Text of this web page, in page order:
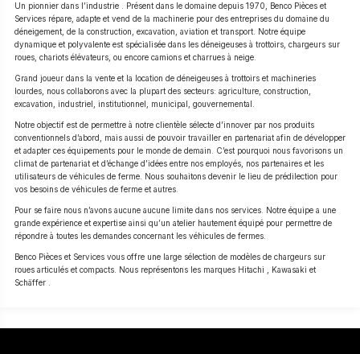
Un pionnier dans l’industrie . Présent dans le domaine depuis 1970, Benco Pièces et
Services répare, adapte et vend de la machinerie pour des entreprises du domaine du
déneigement, de la construction, excavation, aviation et transport. Notre équipe
dynamique et polyvalente est spécialisée dans les déneigeuses à trottoirs, chargeurs sur
roues, chariots élévateurs, ou encore camions et charrues à neige.
Grand joueur dans la vente et la location de déneigeuses à trottoirs et machineries
lourdes, nous collaborons avec la plupart des secteurs: agriculture, construction,
excavation, industriel, institutionnel, municipal, gouvernemental.
Notre objectif est de permettre à notre clientèle sélecte d’innover par nos produits
conventionnels d’abord, mais aussi de pouvoir travailler en partenariat afin de développer
et adapter ces équipements pour le monde de demain. C’est pourquoi nous favorisons un
climat de partenariat et d’échange d’idées entre nos employés, nos partenaires et les
utilisateurs de véhicules de ferme. Nous souhaitons devenir le lieu de prédilection pour
vos besoins de véhicules de ferme et autres.
Pour se faire nous n’avons aucune aucune limite dans nos services. Notre équipe a une
grande expérience et expertise ainsi qu’un atelier hautement équipé pour permettre de
répondre à toutes les demandes concernant les véhicules de fermes.
Benco Pièces et Services vous offre une large sélection de modèles de chargeurs sur
roues articulés et compacts. Nous représentons les marques Hitachi , Kawasaki et
Schäffer .